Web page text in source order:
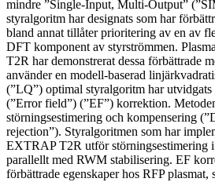
mindre ”Single-Input, Multi-Output”
styralgoritm har designats som har
bland annat tillåter prioritering av en av
DFT komponent av styrströmmen.
T2R har demonstrerat dessa förbättrade
använder en modell-baserad
(”LQ”) optimal styralgoritm har
(”Error field”) (”EF”) korrektion.
störningsestimering och kompensering
rejection”). Styralgoritmen som har
EXTRAP T2R utför störningsestimering
parallellt med RWM stabilisering. EF
förbättrade egenskaper hos RFP plasmat,